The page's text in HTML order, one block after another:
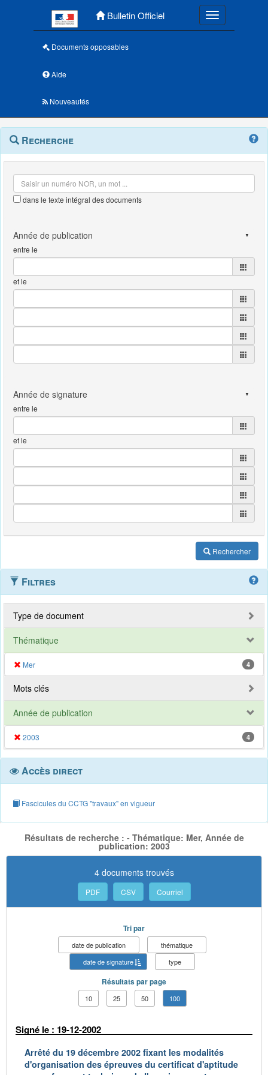
Bulletin Officiel Toggle
Documents opposables
Aide
Nouveautés
Navigation
outils
Menu
contextuel
Recherche
dans le texte intégral des documents
entre le
et le
entre le
et le
Rechercher
Filtres
Type de document
Thématique
Mer 4
Mots clés
Année de publication
2003 4
Accès direct
Fascicules du CCTG "travaux" en vigueur
Résultats de recherche : - Thématique: Mer, Année de
publication: 2003
4 documents trouvés
PDF CSV Courriel
Tri par
date de publication
thématique
date de signature
type
Résultats par page
10 25 50 100
Signé le : 19-12-2002
Arrêté du 19 décembre 2002 fixant les modalités
d'organisation des épreuves du certificat d'aptitude